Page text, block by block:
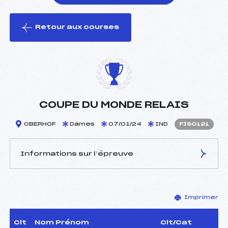
le ski
Retour aux courses
COUPE DU MONDE RELAIS
OBERHOF Dames 07/01/24 IND FIS0121
Informations sur l’épreuve
–
D.T Adjoint :
–
Dir. Epreuve :
Imprimer
Clt Nom Prénom Clt/Cat